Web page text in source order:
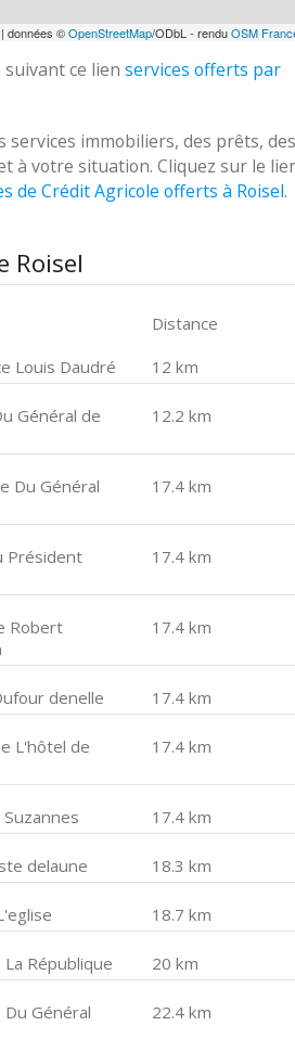
données ©OpenStreetMap/ODbL - renduOSM
ce lien services offerts par
immobiliers, des prêts, des
à votre situation. Cliquez sur le
de Crédit Agricole offerts à Roisel.
Roisel
Distance
Louis Daudré 12 km
Général de
12.2 km
Du Général
17.4 km
Président
17.4 km
Robert
17.4 km
denelle 17.4 km
L'hôtel de
17.4 km
17.4 km
delaune 18.3 km
18.7 km
République 20 km
Général
22.4 km